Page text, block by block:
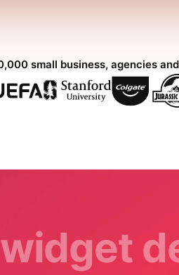
small business, agencies